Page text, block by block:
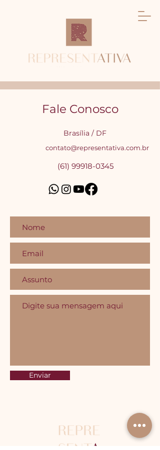
Fale Conosco
Brasília / DF
contato@representativa.com.br
(61) 99918-0345
Enviar